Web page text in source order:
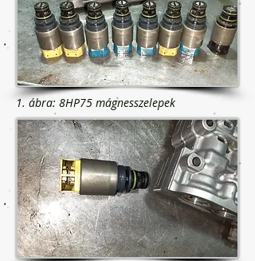
1. ábra: 8HP75 mágnesszelepek